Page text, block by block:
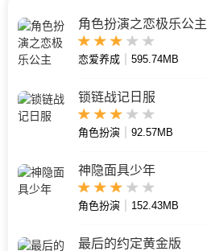
角色扮演之恋极乐公主
恋爱养成 595.74MB
锁链战记日服
角色扮演 92.57MB
神隐面具少年
角色扮演 152.43MB
最后的约定黄金版